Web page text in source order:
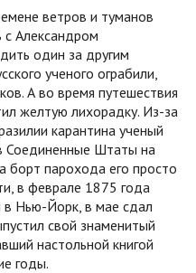
ветров и туманов
с Александром
один за другим
ученого ограбили,
А во время путешествия
желтую лихорадку. Из-за
карантина ученый
Соединенные Штаты на
борт парохода его просто
в феврале 1875 года
в Нью-Йорк, в мае сдал
свой знаменитый
настольной книгой
годы.